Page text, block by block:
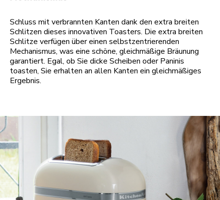
Schluss mit verbrannten Kanten dank den extra breiten
Schlitzen dieses innovativen Toasters. Die extra breiten
Schlitze verfügen über einen selbstzentrierenden
Mechanismus, was eine schöne, gleichmäßige Bräunung
garantiert. Egal, ob Sie dicke Scheiben oder Paninis
toasten, Sie erhalten an allen Kanten ein gleichmäßiges
Ergebnis.